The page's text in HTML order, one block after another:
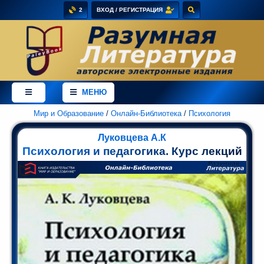
2 ВХОД / РЕГИСТРАЦИЯ
Добро
пожаловать
магазин
PaleyBook
-
"Разумная
Литература"!
Здесь
Вы
можете
электронные
версии
книг
МЕНЮ
Мир и Образование / Онлайн-Библиотека / Психология
Луковцева А.К
Психология и педагогика. Курс лекций